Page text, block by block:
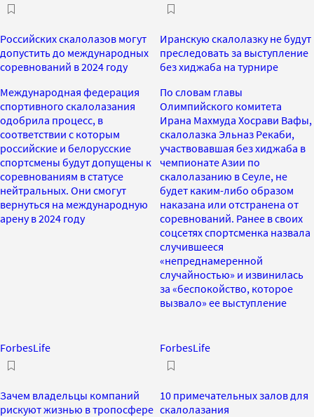
Российских скалолазов могут
допустить до международных
соревнований в 2024 году
Международная федерация
спортивного скалолазания
одобрила процесс, в
соответствии с которым
российские и белорусские
спортсмены будут допущены к
соревнованиям в статусе
нейтральных. Они смогут
вернуться на международную
арену в 2024 году
Иранскую скалолазку не будут
преследовать за выступление
без хиджаба на турнире
По словам главы
Олимпийского комитета
Ирана Махмуда Хосрави Вафы,
скалолазка Эльназ Рекаби,
участвовавшая без хиджаба в
чемпионате Азии по
скалолазанию в Сеуле, не
будет каким-либо образом
наказана или отстранена от
соревнований. Ранее в своих
соцсетях спортсменка назвала
случившееся
«непреднамеренной
случайностью» и извинилась
за «беспокойство, которое
вызвало» ее выступление
ForbesLife
Зачем владельцы компаний
рискуют жизнью в тропосфере
ForbesLife
10 примечательных залов для
скалолазания